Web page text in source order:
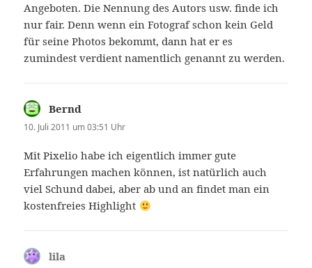
Angeboten. Die Nennung des Autors usw. finde ich
nur fair. Denn wenn ein Fotograf schon kein Geld
für seine Photos bekommt, dann hat er es
zumindest verdient namentlich genannt zu werden.
Bernd
10. Juli 2011 um 03:51 Uhr
Mit Pixelio habe ich eigentlich immer gute
Erfahrungen machen können, ist natürlich auch
viel Schund dabei, aber ab und an findet man ein
kostenfreies Highlight
lila